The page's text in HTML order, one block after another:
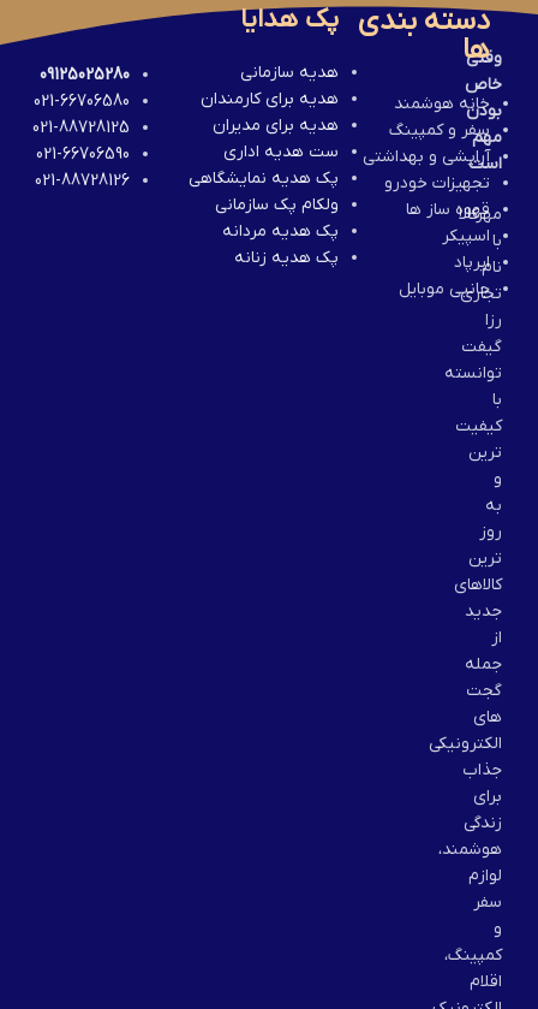
وقتی
خاص
بودن
مهم
است
مهرکالا
با
نام
تجاری
رزا
گیفت
توانسته
با
کیفیت
ترین
و
به
روز
ترین
کالاهای
جدید
از
جمله
گجت
های
الکترونیکی
جذاب
برای
زندگی
هوشمند،
لوازم
سفر
و
کمپینگ،
اقلام
دسته بندی
ها
خانه هوشمند
سفر و کمپینگ
آرایشی و بهداشتی
تجهیزات خودرو
قهوه ساز ها
اسپیکر
ایرپاد
جانبی موبایل
پک هدایا
هدیه سازمانی
هدیه برای کارمندان
هدیه برای مدیران
ست هدیه اداری
پک هدیه نمایشگاهی
ولکام پک سازمانی
پک هدیه مردانه
پک هدیه زنانه
09125025280
021-66706580
021-88728125
021-66706590
021-88728126